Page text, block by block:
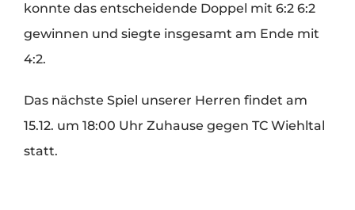
konnte das entscheidende Doppel mit 6:2 6:2
gewinnen und siegte insgesamt am Ende mit
4:2.
Das nächste Spiel unserer Herren findet am
15.12. um 18:00 Uhr Zuhause gegen TC Wiehltal
statt.